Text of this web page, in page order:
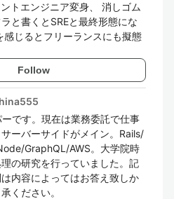
トエンジニア変身、 消しゴム
と書くとSREと最終形態にな
感じるとフリーランスにも擬態
Follow
です。現在は業務委託で仕事
ーバーサイドがメイン。Rails/
GraphQL/AWS。大学院時
の研究を行っていました。記
内容によってはお答え致しか
ください。